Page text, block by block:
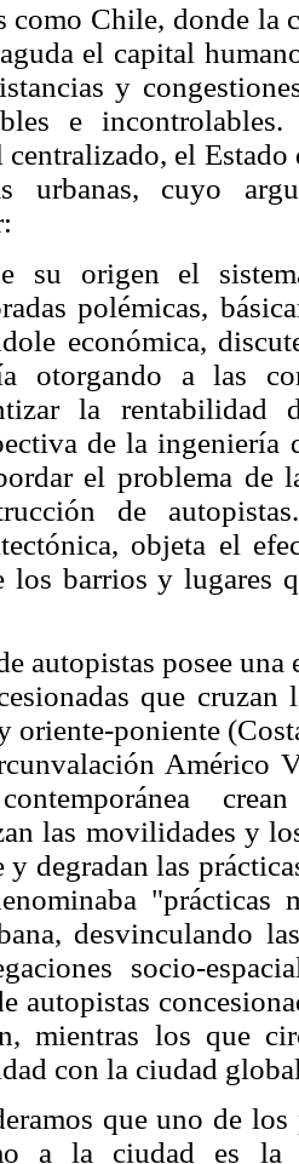
como Chile, donde la
el capital
y
e
el Estado
urbanas, cuyo
su origen el
polémicas,
económica,
otorgando a las
la rentabilidad
de la ingeniería
el problema de
de
objeta el
los barrios y lugares
autopistas posee
que
oriente-poniente
Américo
las movilidades y
y degradan las
"prácticas
desvinculando
socio-
autopistas
mientras los que
con la ciudad
que uno de
a la ciudad es la